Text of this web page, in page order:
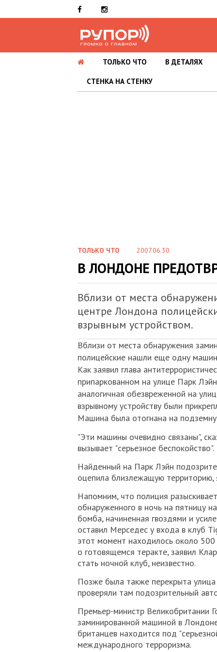
ТОЛЬКО ЧТО В ДЕТАЛЯХ
СТЕНКА НА СТЕНКУ
ТОЛЬКО ЧТО 2007.06.30
В ЛОНДОНЕ
Вблизи от места
центре Лондона
взрывным устройством.
Вблизи от места обнаружения
полицейские нашли еще одну
Как заявил глава
припаркованном на улице Парк
аналогичная обезвреженной на
взрывному устройству были
Машина была отогнана на
"Эти машины очевидно связаны",
вызывает "серьезное беспокойство".
Найденный на Парк Лэйн
оцепила близлежащую территорию,
Напомним, что полиция
обнаруженного в ночь на пятницу
бомба, начиненная гвоздями и
оставил Мерседес у входа в клуб
этот момент находилось около
о готовящемся теракте, заявил
стать ночной клуб, неизвестно.
Позже была также перекрыта
проверяли там подозрительный
Премьер-министр Великобритании
заминированной машиной в
британцев находится под
международного терроризма.